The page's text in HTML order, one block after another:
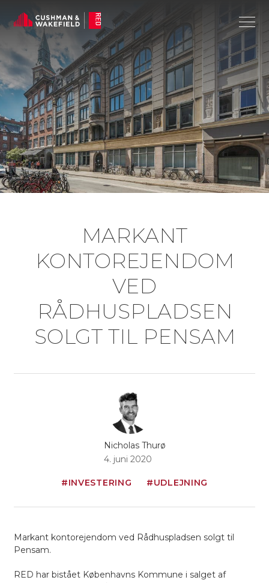
MARKANT
KONTOREJENDOM
VED
RÅDHUSPLADSEN
SOLGT TIL PENSAM
Nicholas Thurø
4. juni 2020
#INVESTERING #UDLEJNING
Markant kontorejendom ved Rådhuspladsen solgt til
Pensam.
RED har bistået Københavns Kommune i salget af